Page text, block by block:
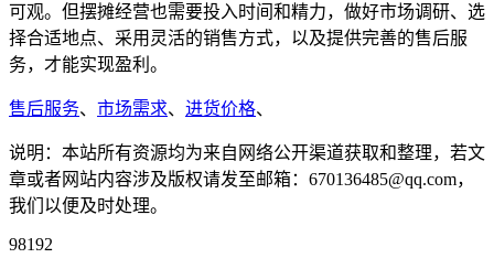
可观。但摆摊经营也需要投入时间和精力，做好市场调研、选
择合适地点、采用灵活的销售方式，以及提供完善的售后服
务，才能实现盈利。
售后服务、 市场需求、 进货价格、
说明：本站所有资源均为来自网络公开渠道获取和整理，若文
章或者网站内容涉及版权请发至邮箱：670136485@qq.com，
我们以便及时处理。
98192